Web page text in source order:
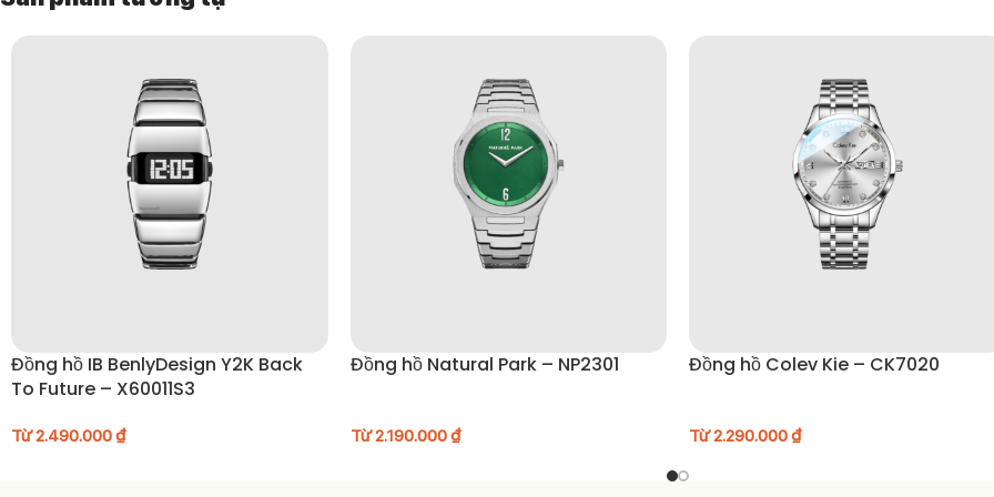
Đồng hồ IB BenlyDesign Y2K Back
To Future – X60011S3
Từ2.490.000₫
Đồng hồ Natural Park – NP2301
Từ2.190.000₫
Đồng hồ Colev Kie – CK7020
Từ2.290.000₫